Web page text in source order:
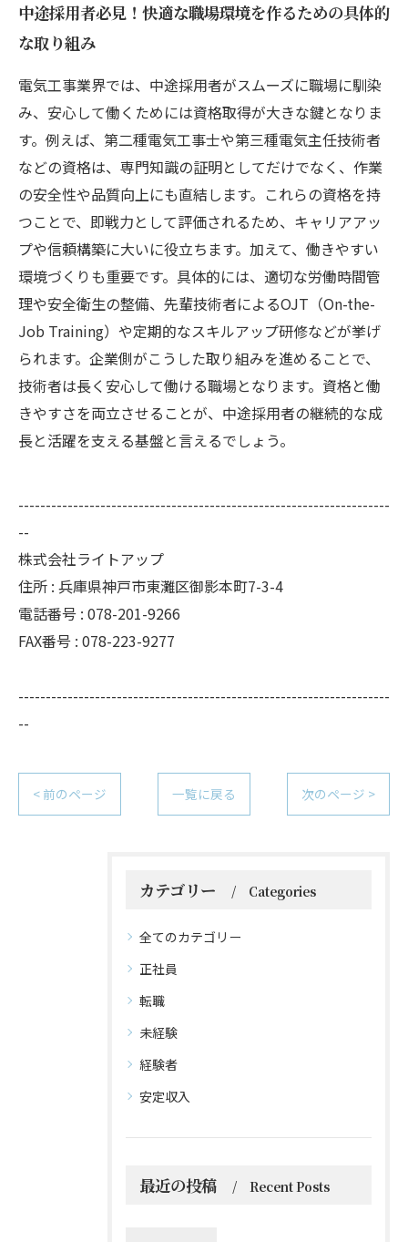
中途採用者必見！快適な職場環境を作るための具体的
な取り組み
電気工事業界では、中途採用者がスムーズに職場に馴染
み、安心して働くためには資格取得が大きな鍵となりま
す。例えば、第二種電気工事士や第三種電気主任技術者
などの資格は、専門知識の証明としてだけでなく、作業
の安全性や品質向上にも直結します。これらの資格を持
つことで、即戦力として評価されるため、キャリアアッ
プや信頼構築に大いに役立ちます。加えて、働きやすい
環境づくりも重要です。具体的には、適切な労働時間管
理や安全衛生の整備、先輩技術者によるOJT（On-the-
Job Training）や定期的なスキルアップ研修などが挙げ
られます。企業側がこうした取り組みを進めることで、
技術者は長く安心して働ける職場となります。資格と働
きやすさを両立させることが、中途採用者の継続的な成
長と活躍を支える基盤と言えるでしょう。
--------------------------------------------------------------------
--
株式会社ライトアップ
住所 : 兵庫県神戸市東灘区御影本町7-3-4
電話番号 : 078-201-9266
FAX番号 : 078-223-9277
--------------------------------------------------------------------
--
< 前のページ 一覧に戻る 次のページ >
カテゴリー Categories
全てのカテゴリー
正社員
転職
未経験
経験者
安定収入
最近の投稿 Recent Posts